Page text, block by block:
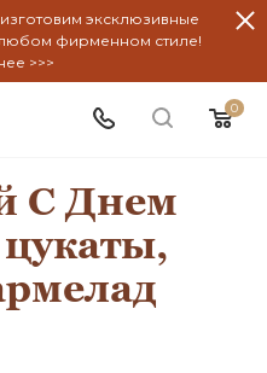
эксклюзивные
фирменном стиле!
>>>
0
С Днем